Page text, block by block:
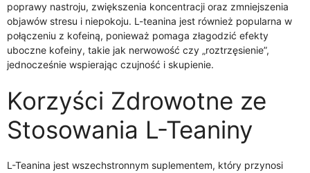
poprawy nastroju, zwiększenia koncentracji oraz zmniejszenia
objawów stresu i niepokoju. L-teanina jest również popularna w
połączeniu z kofeiną, ponieważ pomaga złagodzić efekty
uboczne kofeiny, takie jak nerwowość czy „roztrzęsienie”,
jednocześnie wspierając czujność i skupienie.
Korzyści Zdrowotne ze
Stosowania L-Teaniny
L-Teanina jest wszechstronnym suplementem, który przynosi